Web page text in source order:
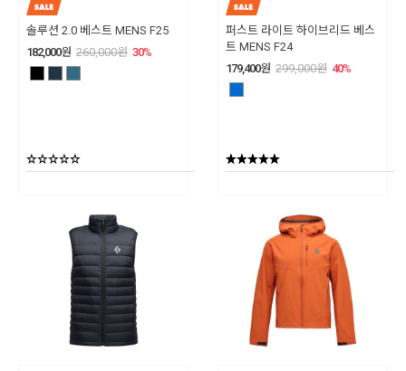
솔루션 2.0 베스트 MENS F25
182,000원 260,000원 30%
퍼스트 라이트 하이브리드 베스
트 MENS F24
179,400원 299,000원 40%